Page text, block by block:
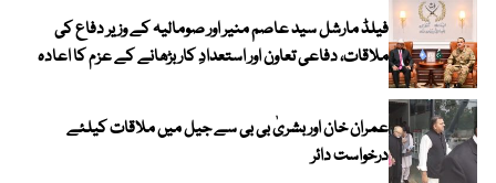
فیلڈ مارشل سید عاصم منیر اور صومالیہ کے وزیر دفاع کی
ملاقات، دفاعی تعاون اور استعدادِ کار بڑھانے کے عزم کا اعادہ
عمران خان اور بشریٰ بی بی سے جیل میں ملاقات کیلئے
درخواست دائر